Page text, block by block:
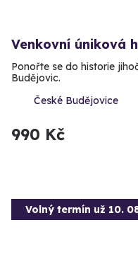
Venkovní úniková
Ponořte se do historie
Budějovic.
České Budějovice
990 Kč
Volný termín už 10.